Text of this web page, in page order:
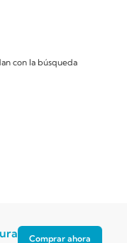
con la búsqueda
Comprar ahora